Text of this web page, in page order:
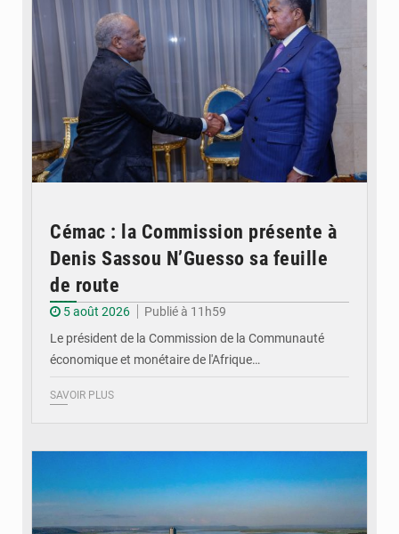
Cémac : la Commission présente à
Denis Sassou N’Guesso sa feuille
de route
5 août 2026
Publié à 11h59
Le président de la Commission de la Communauté
économique et monétaire de l'Afrique…
SAVOIR PLUS